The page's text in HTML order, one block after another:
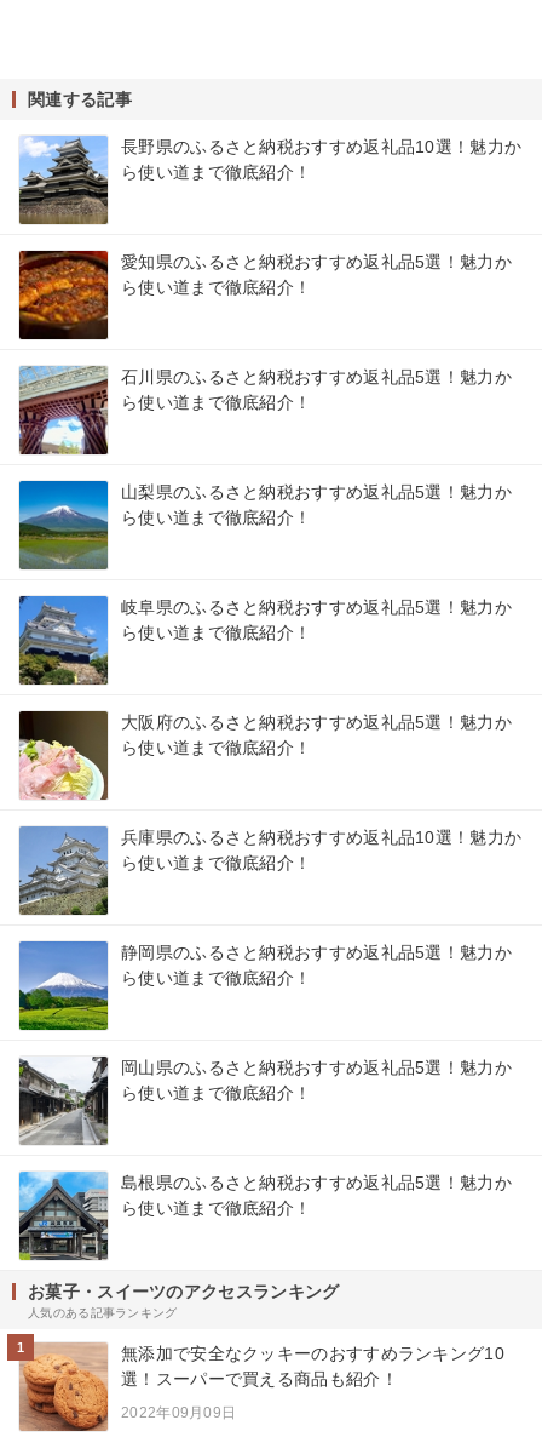
関連する記事
長野県のふるさと納税おすすめ返礼品10選！魅力か
ら使い道まで徹底紹介！
愛知県のふるさと納税おすすめ返礼品5選！魅力か
ら使い道まで徹底紹介！
石川県のふるさと納税おすすめ返礼品5選！魅力か
ら使い道まで徹底紹介！
山梨県のふるさと納税おすすめ返礼品5選！魅力か
ら使い道まで徹底紹介！
岐阜県のふるさと納税おすすめ返礼品5選！魅力か
ら使い道まで徹底紹介！
大阪府のふるさと納税おすすめ返礼品5選！魅力か
ら使い道まで徹底紹介！
兵庫県のふるさと納税おすすめ返礼品10選！魅力か
ら使い道まで徹底紹介！
静岡県のふるさと納税おすすめ返礼品5選！魅力か
ら使い道まで徹底紹介！
岡山県のふるさと納税おすすめ返礼品5選！魅力か
ら使い道まで徹底紹介！
島根県のふるさと納税おすすめ返礼品5選！魅力か
ら使い道まで徹底紹介！
お菓子・スイーツのアクセスランキング
人気のある記事ランキング
1
無添加で安全なクッキーのおすすめランキング10
選！スーパーで買える商品も紹介！
2022年09月09日